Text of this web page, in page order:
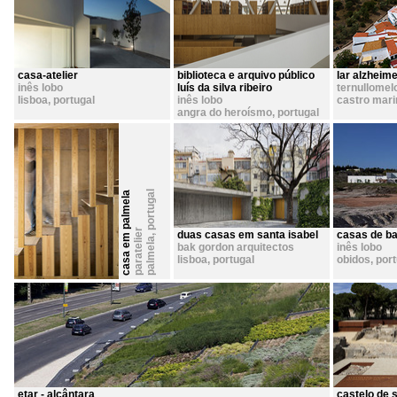
lar
castro
casa-atelier
inês lobo
lisboa, portugal
biblioteca e arquivo público
luís da silva ribeiro
inês lobo
angra do heroísmo, portugal
casa em palmelaparatelierpalmela
,
portugal
duas casas em santa isabel
bak gordon arquitectos
lisboa, portugal
casas de
inês lobo
obidos,
etar - alcântara
castelo de